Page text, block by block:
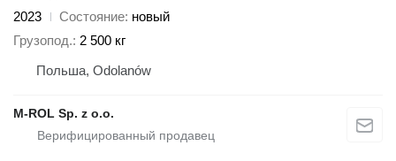
2023
Состояние новый
Грузопод. 2 500 кг
Польша, Odolanów
M-ROL Sp. z o.o.